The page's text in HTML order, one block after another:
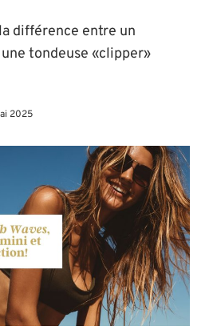
différence entre un
tondeuse «clipper»
2025